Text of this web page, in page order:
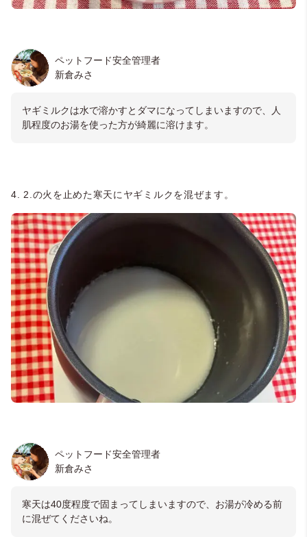
ペットフード安全管理者
新倉みさ
ヤギミルクは水で溶かすとダマになってしまいますので、人
肌程度のお湯を使った方が綺麗に溶けます。
4. 2.の火を止めた寒天にヤギミルクを混ぜます。
ペットフード安全管理者
新倉みさ
寒天は40度程度で固まってしまいますので、お湯が冷める前
に混ぜてくださいね。